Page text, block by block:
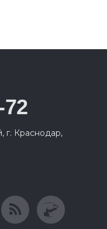
г. Краснодар,